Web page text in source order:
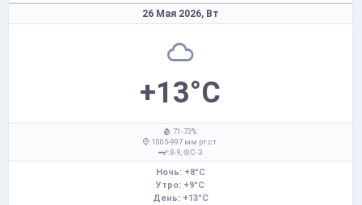
26 Мая 2026, Вт
+13°C
: 71-73%
: 1005-997 мм рт.ст.
: 8-9,
С-З
Ночь: +8°C
Утро: +9°C
День: +13°C